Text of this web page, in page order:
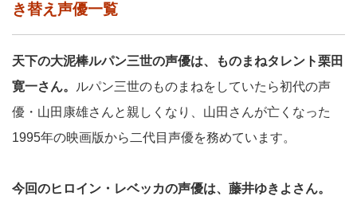
き替え声優一覧
天下の大泥棒ルパン三世の声優は、ものまねタレント栗田
寛一さん。
ルパン三世のものまねをしていたら初代の声
優・山田康雄さんと親しくなり、山田さんが亡くなった
1995年の映画版から二代目声優を務めています。
今回のヒロイン・レベッカの声優は、藤井ゆきよさん。